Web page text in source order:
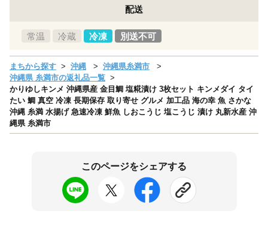
配送
常温 冷蔵 冷凍 別送不可
まちから探す 沖縄
沖縄県糸満市
沖縄県 糸満市の返礼品一覧
かりゆしキンメ 沖縄県産 金目鯛 塩糀漬け 3枚セット キンメダイ タイ
たい 鯛 真空 冷凍 長期保存 取り寄せ グルメ 加工品 海の幸 魚 さかな
沖縄 糸満 水揚げ 急速冷凍 鮮魚 しおこうじ 塩こうじ 漬け 丸新水産 沖
縄県 糸満市
このページをシェアする